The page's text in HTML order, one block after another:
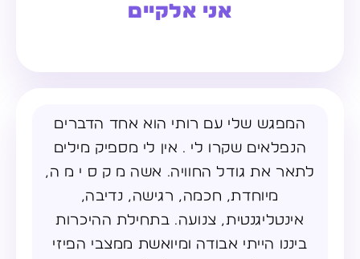
אני אלקיים
המפגש שלי עם רותי הוא אחד הדברים
הנפלאים שקרו לי . אין לי מספיק מילים
לתאר את גודל החוויה. אשה מ ק ס י מ ה,
מיוחדת, חכמה, רגישה, נדיבה,
אינטליגנטית, צנועה. בתחילת ההיכרות
ביננו הייתי אבודה ומיואשת ממצבי הפיזי